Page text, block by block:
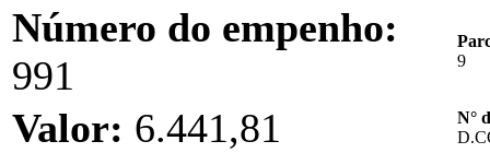
Número do empenho:
991
9
Valor: 6.441,81
N°